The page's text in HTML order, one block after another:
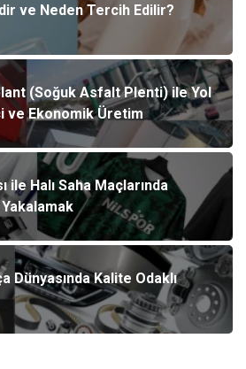
ve Neden Tercih Edilir?
(Soğuk Asfalt Plenti) ile Yol
ve Ekonomik Üretim
ile Halı Saha Maçlarında
Dünyasında Kalite Odaklı